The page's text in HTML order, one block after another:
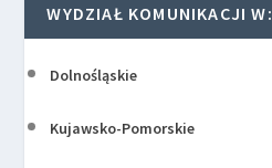
WYDZIAŁ KOMUNIKACJI W:
Dolnośląskie
Kujawsko-Pomorskie